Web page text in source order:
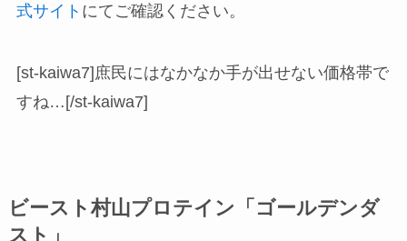
式サイト にてご確認ください。
[st-kaiwa7]庶民にはなかなか手が出せない価格帯で
すね…[/st-kaiwa7]
ビースト村山プロテイン「ゴールデンダ
スト」